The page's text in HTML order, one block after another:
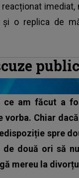
o replica de
ce am făcut a
vorba. Chiar
spre
două ori să
mereu la